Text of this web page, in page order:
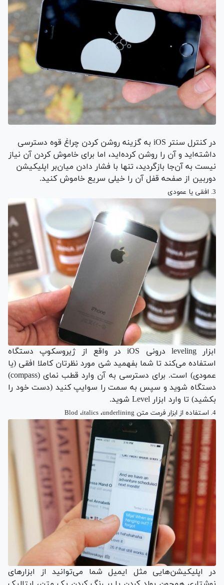
در کنترل سنتر iOS به گزینه روشن کردن چراغ قوه دسترسی
داشته‌اید و آن را روشن کرده‌اید، اما برای خاموش کردن آن نیاز
نیست به آن‌جا بازگردید، تنها با فشار دادن میان‌بر اپلیکیشن
دوربین از صفحه قفل آن را خیلی سریع خاموش کنید.
3. افقی یا عمودی
ابزار leveling درونی iOS در واقع از ژیروسکوپ دستگاه
استفاده می‌کند تا شما بفهمید شئ مورد نظرتان کاملا افقی (یا
عمودی) است. برای دسترسی به آن وارد قطب نمای (compass)
دستگاه شوید و سپس به سمت را سوایپ کنید (دست خود را
بکشید) تا وارد ابزار Level شوید.
4. استفاده از ابزار فرمت متن Blod ،italics ،underlining
در اپلیکیشن‌هایی مثل ایمیل شما می‌توانید از ابزار‌های